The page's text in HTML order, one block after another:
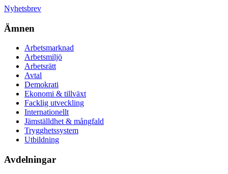
Nyhetsbrev
Ämnen
Arbetsmarknad
Arbetsmiljö
Arbetsrätt
Avtal
Demokrati
Ekonomi & tillväxt
Facklig utveckling
Internationellt
Jämställdhet & mångfald
Trygghetssystem
Utbildning
Avdelningar